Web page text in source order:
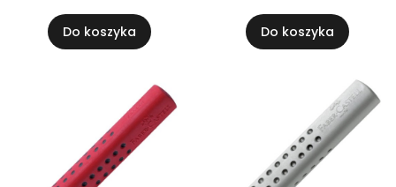
Do koszyka Do koszyka